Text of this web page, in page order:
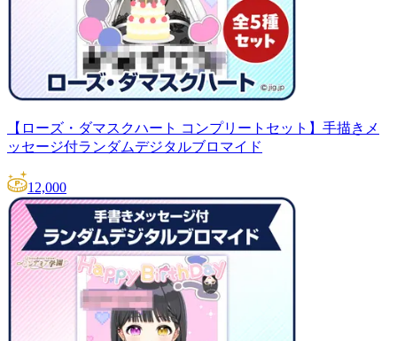
【ローズ・ダマスクハート コンプリートセット】手描きメ
ッセージ付ランダムデジタルブロマイド
12,000